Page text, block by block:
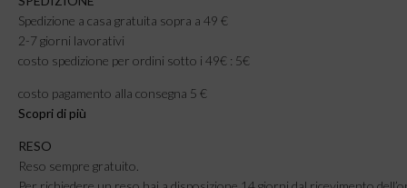
Spedizione a casa gratuita sopra a 49 €
2-7 giorni lavorativi
costo spedizione per ordini sotto i 49€ : 5€
costo pagamento alla consegna 5 €
Scopri di più
RESO
Reso sempre gratuito.